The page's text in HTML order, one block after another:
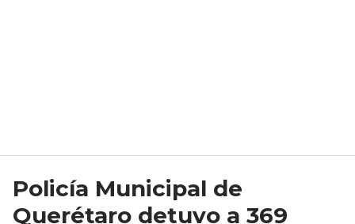
Policía Municipal de
Querétaro detuvo a 369